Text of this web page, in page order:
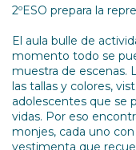
2ºESO prepara la
El aula bulle de
momento todo se
muestra de escenas.
las tallas y colores,
adolescentes que se
vidas. Por eso
monjes, cada uno
vestimenta que